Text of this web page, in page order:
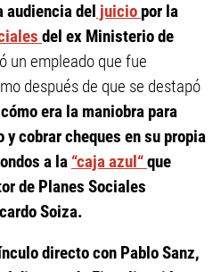
audiencia del juicio por la
del ex Ministerio de
un empleado que fue
después de que se destapó
cómo era la maniobra para
cobrar cheques en su propia
a la “caja azul“que
de Planes Sociales
Soiza.
directo con Pablo Sanz,